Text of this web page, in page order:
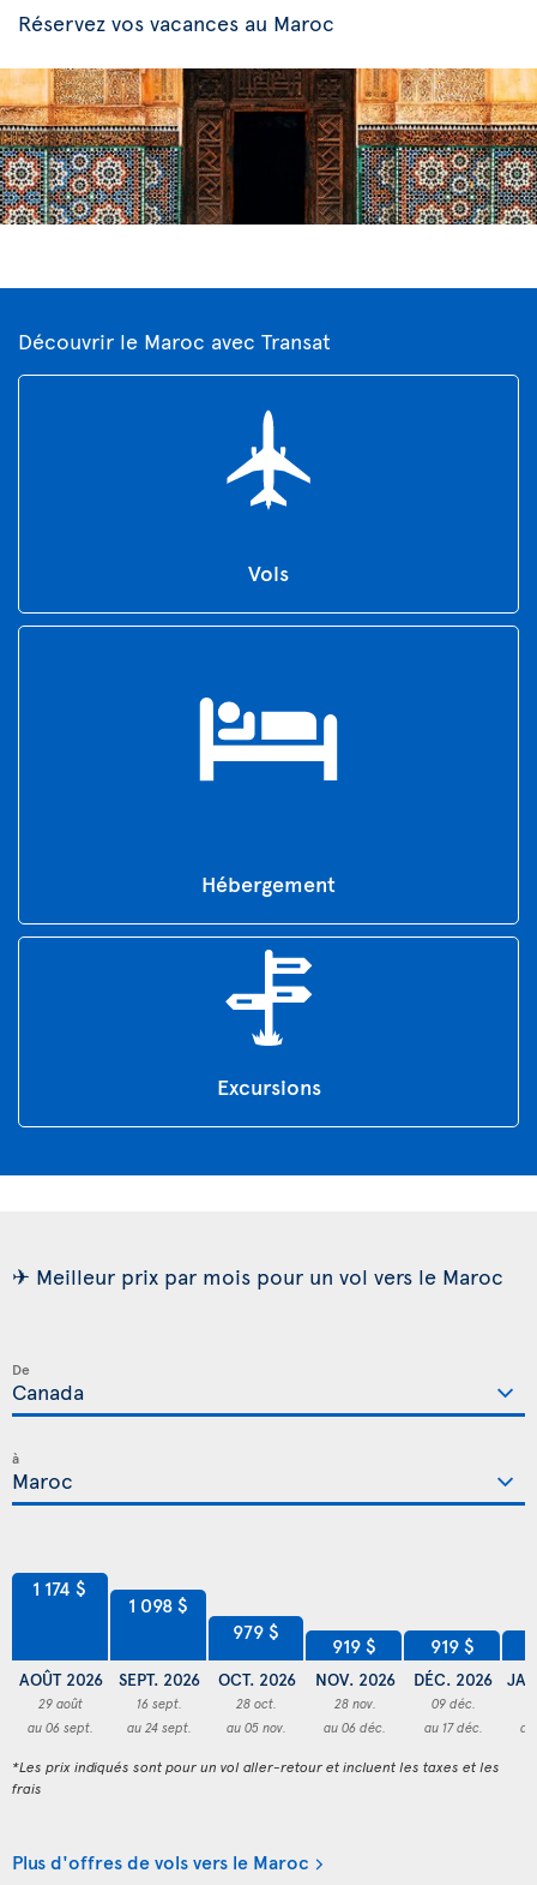
Réservez vos vacances au Maroc
Découvrir le Maroc avec Transat
Vols
Hébergement
Excursions
✈ Meilleur prix par mois pour un vol vers le Maroc
De
à
1 174 $
AOÛT 2026
29 août
au 06 sept.
1 098 $
SEPT. 2026
16 sept.
au 24 sept.
979 $
OCT. 2026
28 oct.
au 05 nov.
919 $
NOV. 2026
28 nov.
au 06 déc.
919 $
DÉC. 2026
09 déc.
au 17 déc.
*Les prix indiqués sont pour un vol aller-retour et incluent les taxes et les
frais
Plus d'offres de vols vers le Maroc